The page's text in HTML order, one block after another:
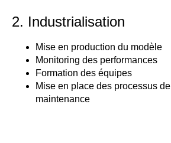
2. Industrialisation
Mise en production du modèle
Monitoring des performances
Formation des équipes
Mise en place des processus de
maintenance